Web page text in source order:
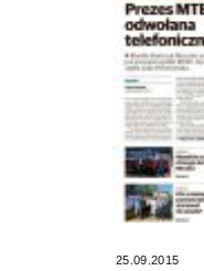
25.09.2015